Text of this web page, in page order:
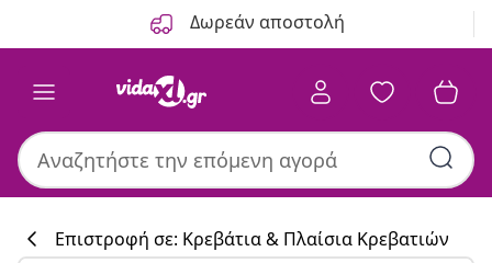
Δωρεάν αποστολή
Επιστροφή σε: Κρεβάτια & Πλαίσια Κρεβατιών